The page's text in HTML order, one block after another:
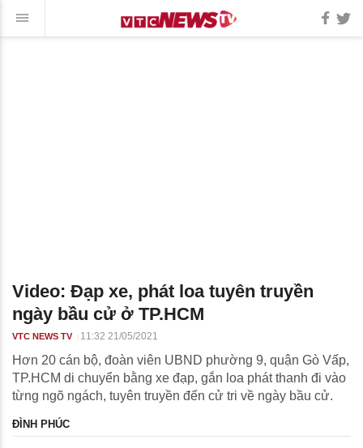
Video: Đạp xe, phát loa tuyên truyền
ngày bầu cử ở TP.HCM
VTC NEWS TV 11:32 21/05/2021
Hơn 20 cán bộ, đoàn viên UBND phường 9, quận Gò Vấp,
TP.HCM di chuyển bằng xe đạp, gắn loa phát thanh đi vào
từng ngõ ngách, tuyên truyền đến cử tri về ngày bầu cử.
ĐÌNH PHÚC